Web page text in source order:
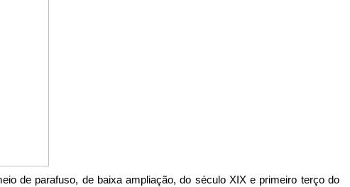
de parafuso, de baixa ampliação, do século XIX e primeiro terço do